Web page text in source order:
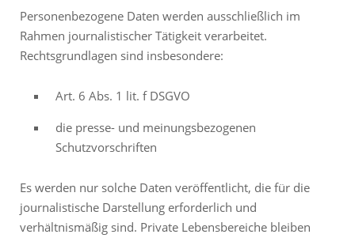
Personenbezogene Daten werden ausschließlich im
Rahmen journalistischer Tätigkeit verarbeitet.
Rechtsgrundlagen sind insbesondere:
Art. 6 Abs. 1 lit. f DSGVO
die presse- und meinungsbezogenen
Schutzvorschriften
Es werden nur solche Daten veröffentlicht, die für die
journalistische Darstellung erforderlich und
verhältnismäßig sind. Private Lebensbereiche bleiben